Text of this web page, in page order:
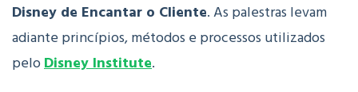
Disney de Encantar o Cliente. As palestras levam
adiante princípios, métodos e processos utilizados
peloDisney Institute.